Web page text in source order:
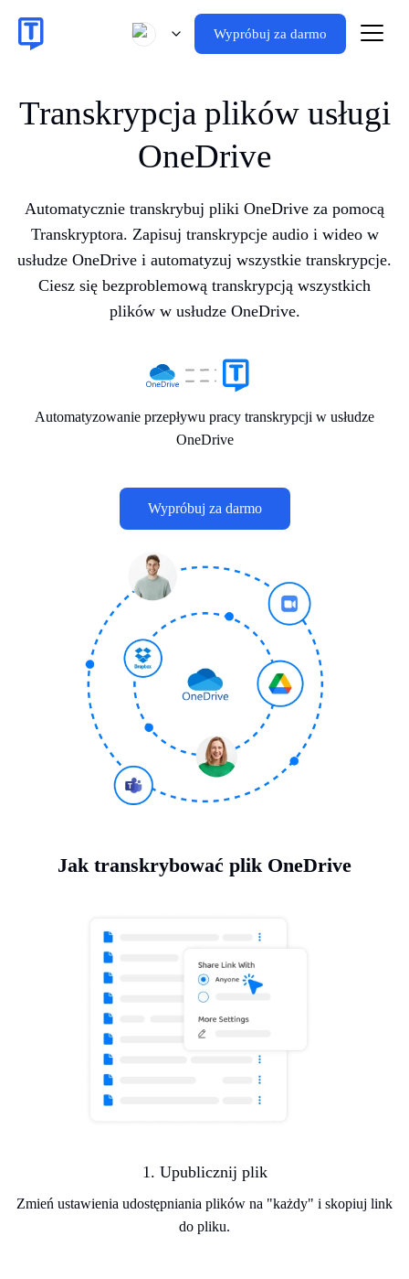
Wypróbuj za darmo
Transkrypcja plików usługi
OneDrive
Automatycznie transkrybuj pliki OneDrive za pomocą
Transkryptora. Zapisuj transkrypcje audio i wideo w
usłudze OneDrive i automatyzuj wszystkie transkrypcje.
Ciesz się bezproblemową transkrypcją wszystkich
plików w usłudze OneDrive.
Automatyzowanie przepływu pracy transkrypcji w usłudze
OneDrive
Wypróbuj za darmo
Jak transkrybować plik OneDrive
1. Upublicznij plik
Zmień ustawienia udostępniania plików na "każdy" i skopiuj link
do pliku.